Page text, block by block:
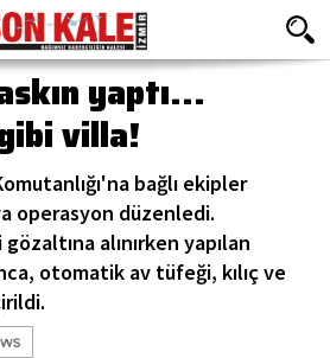
yaptı...
villa!
bağlı ekipler
operasyon düzenledi.
alınırken yapılan
otomatik av tüfeği, kılıç ve